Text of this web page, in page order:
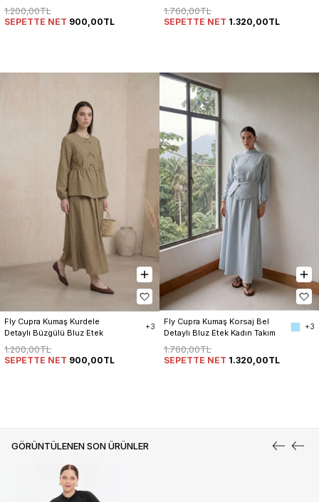
GÖRÜNTÜLENEN SON ÜRÜNLER
1.200,00TL
SEPETTE NET 900,00TL
1.760,00TL
SEPETTE NET 1.320,00TL
Fly Cupra Kumaş Kurdele
Detaylı Büzgülü Bluz Etek
+3
1.200,00TL
SEPETTE NET 900,00TL
Fly Cupra Kumaş Korsaj Bel
Detaylı Bluz Etek Kadın Takım
+3
1.760,00TL
SEPETTE NET 1.320,00TL